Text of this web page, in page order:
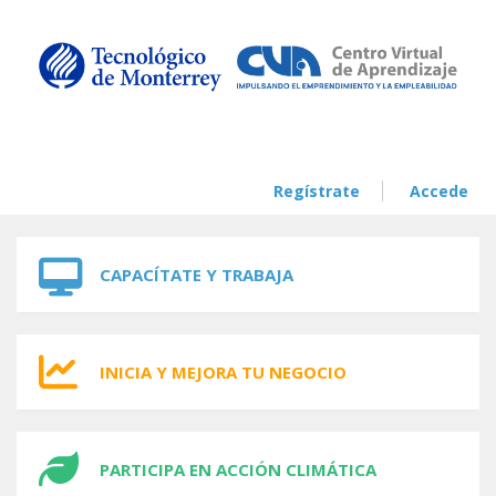
Regístrate Accede
CAPACÍTATE Y TRABAJA
INICIA Y MEJORA TU NEGOCIO
PARTICIPA EN ACCIÓN CLIMÁTICA